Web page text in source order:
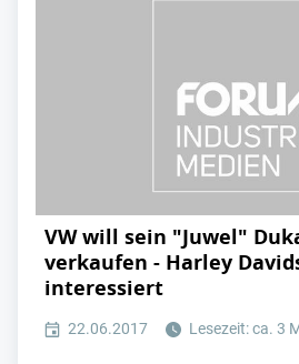
VW will sein "Juwel"
verkaufen - Harley
interessiert
22.06.2017 Lesezeit: ca. 3